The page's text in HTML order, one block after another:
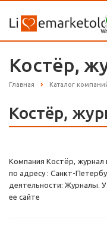
Костёр,
Главная Каталог
Костёр,
Компания Костёр, журнал
по адресу : Санкт-
деятельности: Журналы.
ее сайте